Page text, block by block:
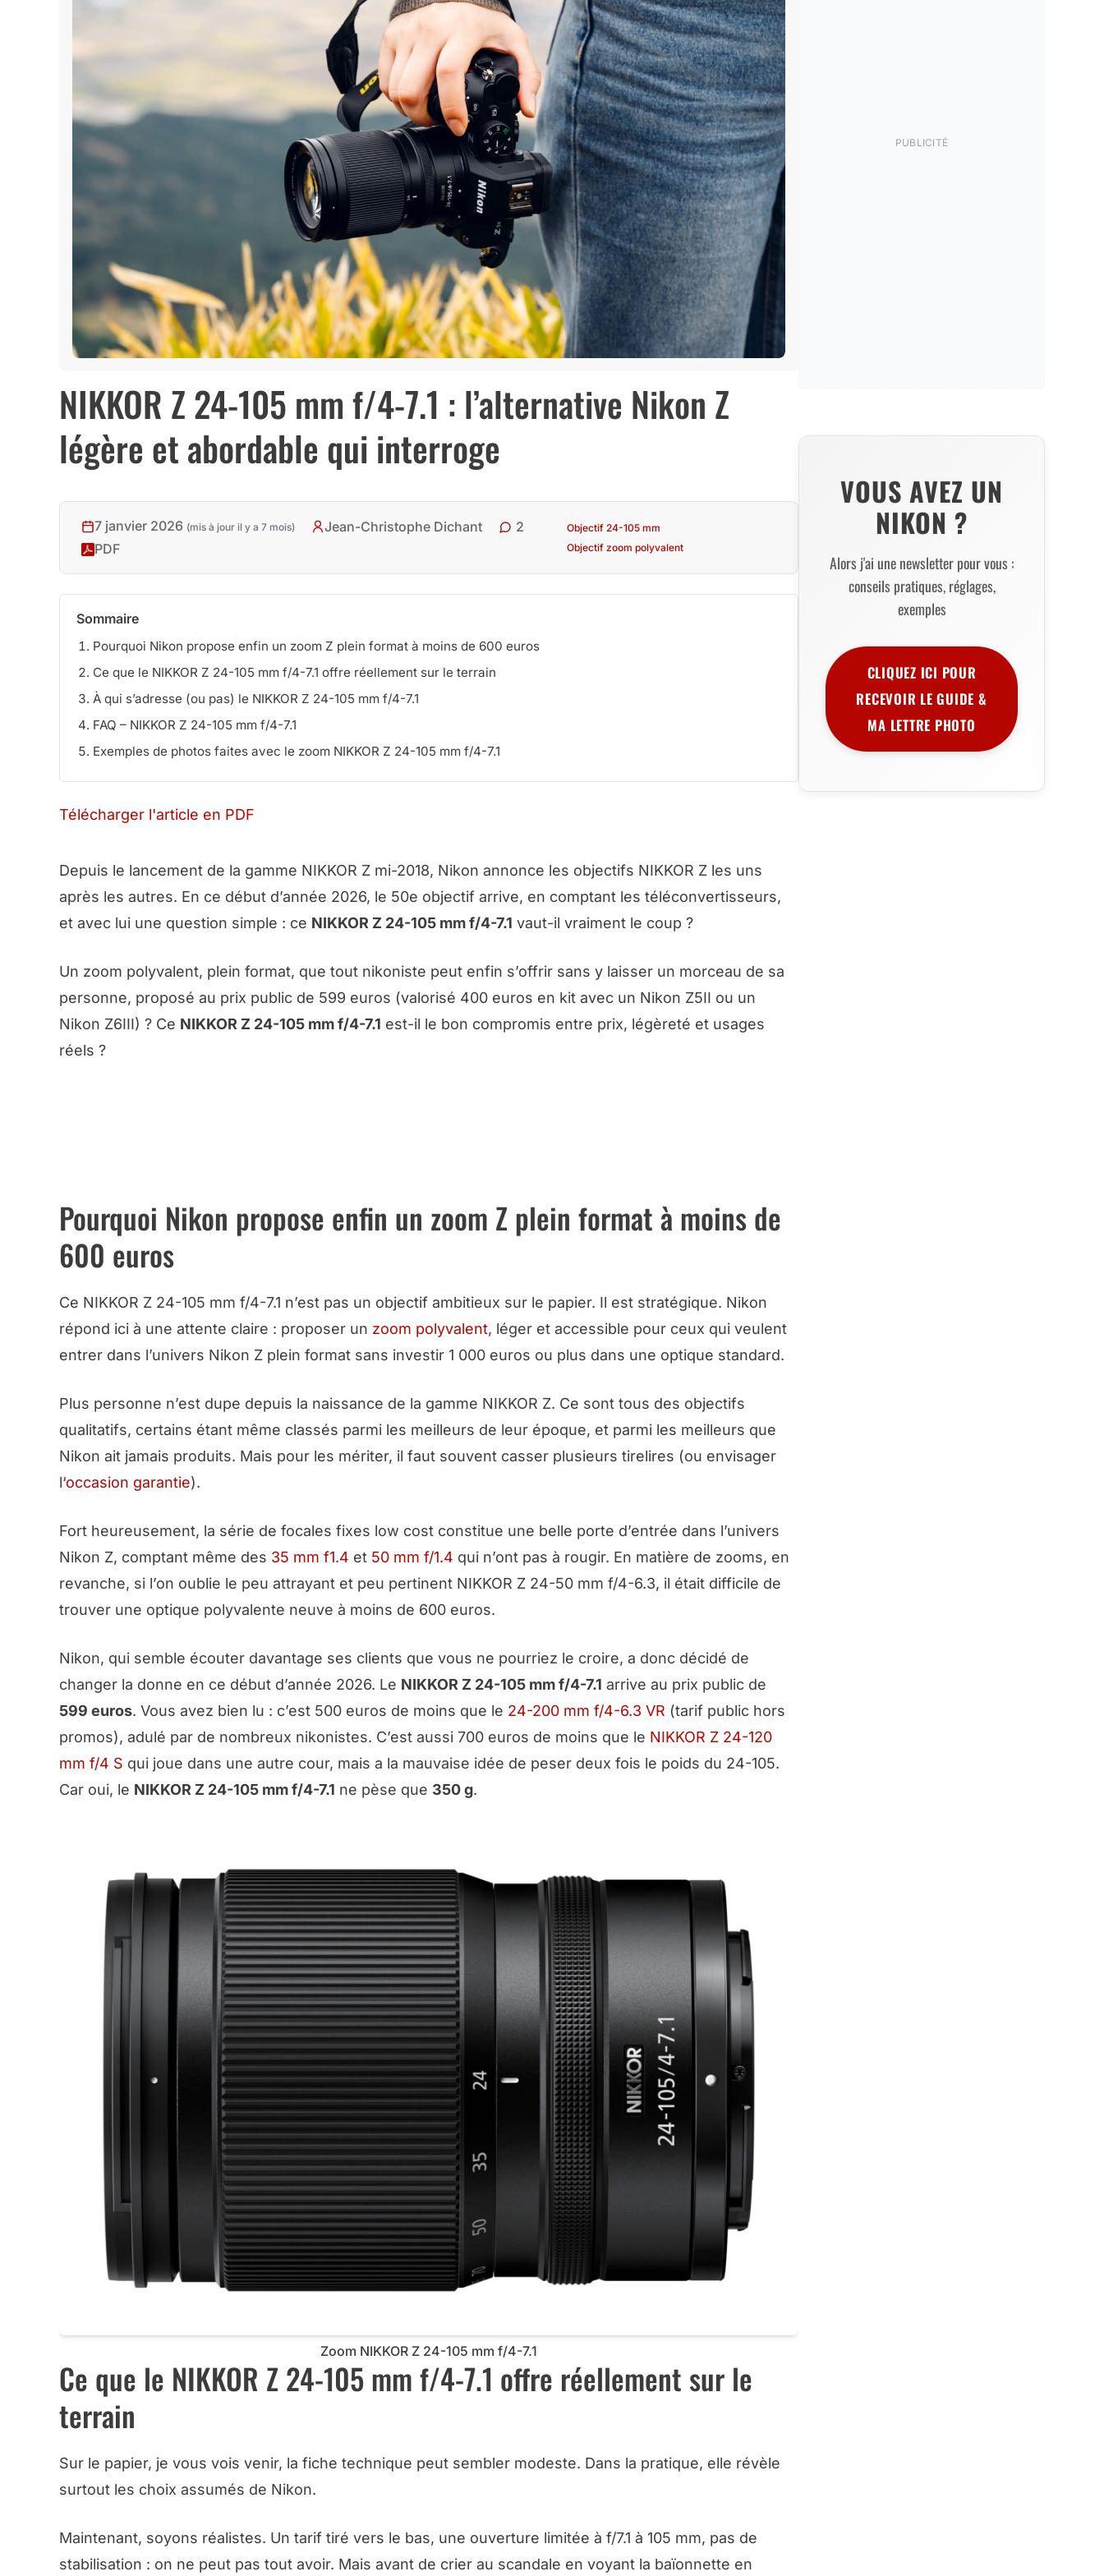
NIKKOR Z 24-105 mm f/4-7.1 : l’alternative Nikon Z
légère et abordable qui interroge
7 janvier 2026 (mis à jour il y a 7 mois) Jean-Christophe Dichant
2
PDF
Objectif 24-105 mm
Objectif zoom polyvalent
Sommaire
Pourquoi Nikon propose enfin un zoom Z plein format à moins de 600 euros
Ce que le NIKKOR Z 24-105 mm f/4-7.1 offre réellement sur le terrain
À qui s’adresse (ou pas) le NIKKOR Z 24-105 mm f/4-7.1
FAQ – NIKKOR Z 24-105 mm f/4-7.1
Exemples de photos faites avec le zoom NIKKOR Z 24-105 mm f/4-7.1
Télécharger l'article en PDF
Depuis le lancement de la gamme NIKKOR Z mi-2018, Nikon annonce les objectifs NIKKOR Z les uns
après les autres. En ce début d’année 2026, le 50e objectif arrive, en comptant les téléconvertisseurs,
et avec lui une question simple : ce NIKKOR Z 24-105 mm f/4-7.1 vaut-il vraiment le coup ?
Un zoom polyvalent, plein format, que tout nikoniste peut enfin s’offrir sans y laisser un morceau de sa
personne, proposé au prix public de 599 euros (valorisé 400 euros en kit avec un Nikon Z5II ou un
Nikon Z6III) ? Ce NIKKOR Z 24-105 mm f/4-7.1 est-il le bon compromis entre prix, légèreté et usages
réels ?
Pourquoi Nikon propose enfin un zoom Z plein format à moins de
600 euros
Ce NIKKOR Z 24-105 mm f/4-7.1 n’est pas un objectif ambitieux sur le papier. Il est stratégique. Nikon
répond ici à une attente claire : proposer un zoom polyvalent, léger et accessible pour ceux qui veulent
entrer dans l’univers Nikon Z plein format sans investir 1 000 euros ou plus dans une optique standard.
Plus personne n’est dupe depuis la naissance de la gamme NIKKOR Z. Ce sont tous des objectifs
qualitatifs, certains étant même classés parmi les meilleurs de leur époque, et parmi les meilleurs que
Nikon ait jamais produits. Mais pour les mériter, il faut souvent casser plusieurs tirelires (ou envisager
l‘occasion garantie).
Fort heureusement, la série de focales fixes low cost constitue une belle porte d’entrée dans l’univers
Nikon Z, comptant même des 35 mm f1.4 et 50 mm f/1.4 qui n’ont pas à rougir. En matière de zooms, en
revanche, si l’on oublie le peu attrayant et peu pertinent NIKKOR Z 24-50 mm f/4-6.3, il était difficile de
trouver une optique polyvalente neuve à moins de 600 euros.
Nikon, qui semble écouter davantage ses clients que vous ne pourriez le croire, a donc décidé de
changer la donne en ce début d’année 2026. Le NIKKOR Z 24-105 mm f/4-7.1 arrive au prix public de
599 euros. Vous avez bien lu : c’est 500 euros de moins que le 24-200 mm f/4-6.3 VR (tarif public hors
promos), adulé par de nombreux nikonistes. C’est aussi 700 euros de moins que le NIKKOR Z 24-120
mm f/4 S qui joue dans une autre cour, mais a la mauvaise idée de peser deux fois le poids du 24-105.
Car oui, le NIKKOR Z 24-105 mm f/4-7.1 ne pèse que 350 g.
Zoom NIKKOR Z 24-105 mm f/4-7.1
Ce que le NIKKOR Z 24-105 mm f/4-7.1 offre réellement sur le
terrain
Sur le papier, je vous vois venir, la fiche technique peut sembler modeste. Dans la pratique, elle révèle
surtout les choix assumés de Nikon.
Maintenant, soyons réalistes. Un tarif tiré vers le bas, une ouverture limitée à f/7.1 à 105 mm, pas de
stabilisation : on ne peut pas tout avoir. Mais avant de crier au scandale en voyant la baïonnette en
PUBLICITÉ
VOUS AVEZ UN
NIKON ?
Alors j'ai une newsletter pour vous :
conseils pratiques, réglages,
exemples
CLIQUEZ ICI POUR
RECEVOIR LE GUIDE &
MA LETTRE PHOTO